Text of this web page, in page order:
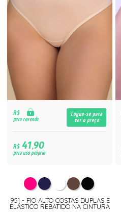
R$
para revenda
Logue-se para
ver o preço
R$41,90
para uso próprio
951 - FIO ALTO COSTAS DUPLAS E
ELÁSTICO REBATIDO NA CINTURA